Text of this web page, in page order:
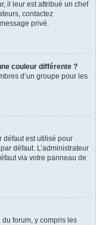
il leur est attribué un chef
contactez
privé.
couleur différente ?
d’un groupe pour les
défaut est utilisé pour
défaut. L’administrateur
via votre panneau de
forum, y compris les